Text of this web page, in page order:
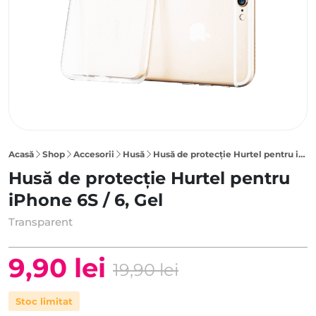
Acasă Shop Accesorii Husă Husă de protecție Hurtel pentru iPhone 6S / 6, Gel, Transparent
Husă de protecție Hurtel pentru
iPhone 6S / 6, Gel
Transparent
19,90lei
Prețul
9,90 lei
Prețul
Stoc limitat